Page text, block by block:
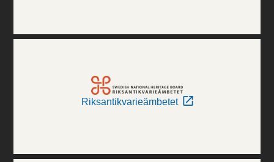
Riksantikvarieämbetet